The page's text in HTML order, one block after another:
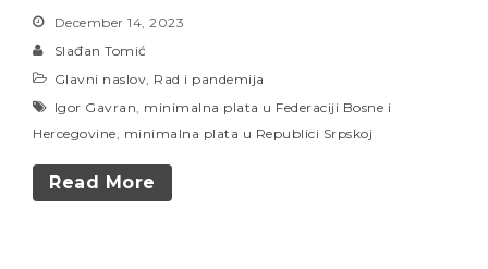
December 14, 2023
Slađan Tomić
Glavni naslov Rad i pandemija
Igor Gavran minimalna plata u Federaciji Bosne i
Hercegovine minimalna plata u Republici Srpskoj
Read More